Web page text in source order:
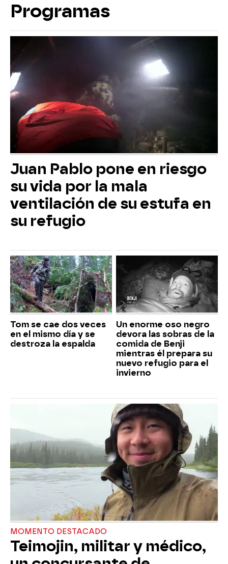
Programas
Juan Pablo pone en riesgo
su vida por la mala
ventilación de su estufa en
su refugio
Tom se cae dos veces
en el mismo día y se
destroza la espalda
Un enorme oso negro
devora las sobras de la
comida de Benji
mientras él prepara su
nuevo refugio para el
invierno
MOMENTO DESTACADO
Teimojin, militar y médico,